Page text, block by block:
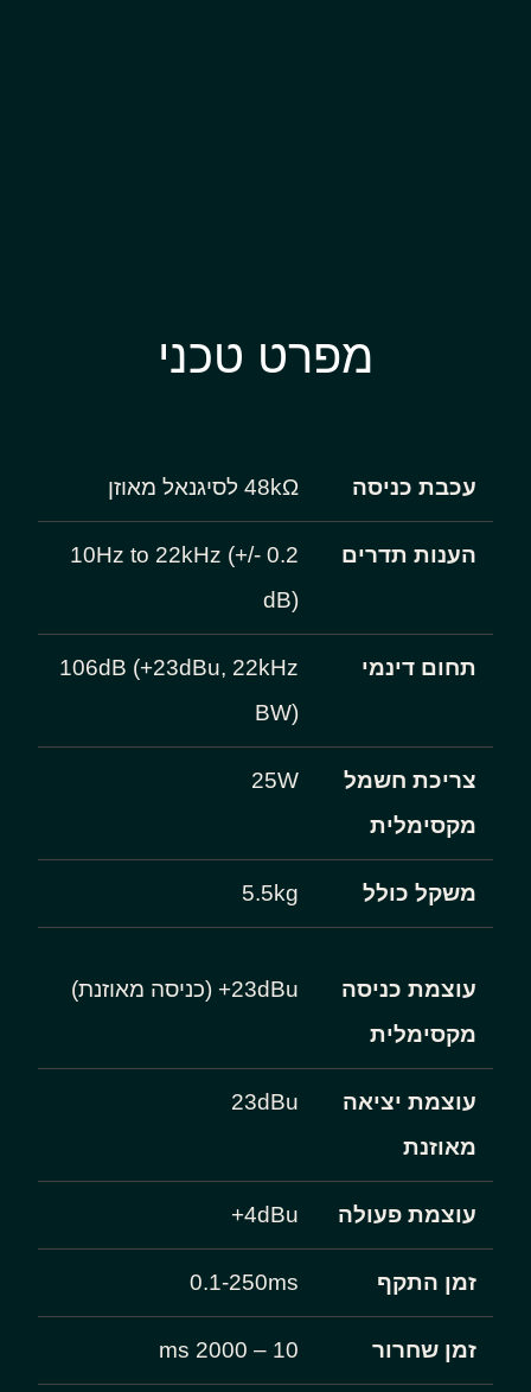
מפרט טכני
עכבת כניסה 48kΩ לסיגנאל מאוזן
הענות תדרים
10Hz to 22kHz (+/- 0.2
dB)
תחום דינמי
106dB (+23dBu, 22kHz
BW)
צריכת חשמל
מקסימלית
25W
משקל כולל 5.5kg
עוצמת כניסה
מקסימלית
23dBu+ (כניסה מאוזנת)
עוצמת יציאה
מאוזנת
23dBu
עוצמת פעולה 4dBu+
זמן התקף 0.1-250ms
זמן שחרור 10 – 2000 ms